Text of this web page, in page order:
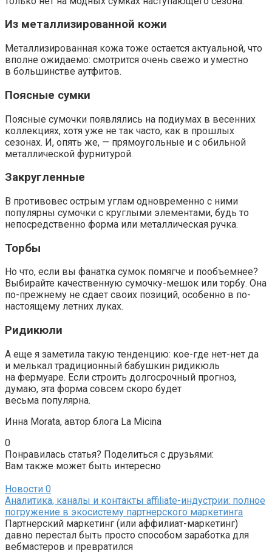
Из металлизированной кожи
Металлизированная кожа тоже остается актуальной, что
вполне ожидаемо: смотрится очень свежо и уместно
в большинстве аутфитов.
Поясные сумки
Поясные сумочки появлялись на подиумах в весенних
коллекциях, хотя уже не так часто, как в прошлых
сезонах. И, опять же, — прямоугольные и с обильной
металлической фурнитурой.
Закругленные
В противовес острым углам одновременно с ними
популярны сумочки с круглыми элементами, будь то
непосредственно форма или металлическая ручка.
Торбы
Но что, если вы фанатка сумок помягче и пообъемнее?
Выбирайте качественную сумочку-мешок или торбу. Она
по-прежнему не сдает своих позиций, особенно в по-
настоящему летних луках.
Ридикюли
А еще я заметила такую тенденцию: кое-где нет-нет да
и мелькал традиционный бабушкин ридикюль
на фермуаре. Если строить долгосрочный прогноз,
думаю, эта форма совсем скоро будет
весьма популярна.
Инна Morata, автор блога La Micina
0
Понравилась статья? Поделиться с друзьями:
Вам также может быть интересно
Новости 0
Аналитика, каналы и контакты affiliate-индустрии: полное
погружение в экосистему партнерского маркетинга
Партнерский маркетинг (или аффилиат-маркетинг)
давно перестал быть просто способом заработка для
вебмастеров и превратился